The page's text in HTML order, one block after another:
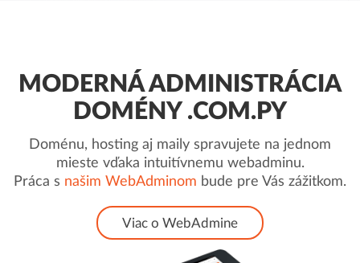
MODERNÁ ADMINISTRÁCIA
DOMÉNY .COM.PY
Doménu, hosting aj maily spravujete na jednom
mieste vďaka intuitívnemu webadminu.
Práca s našim WebAdminom bude pre Vás zážitkom.
Viac o WebAdmine